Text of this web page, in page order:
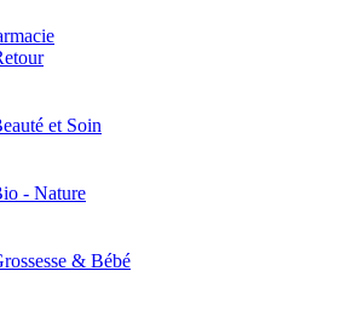
et Soin
- Nature
& Bébé